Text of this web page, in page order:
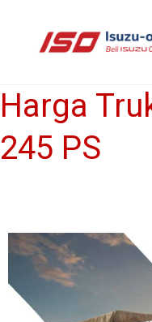
Harga
245 PS
Harga
Truk
Isuzu